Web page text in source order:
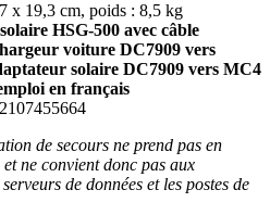
x 19,3 cm, poids : 8,5 kg
HSG-500 avec câble
voiture DC7909 vers
solaire DC7909 vers MC4
en français
de secours ne prend pas en
ne convient donc pas aux
de données et les postes de